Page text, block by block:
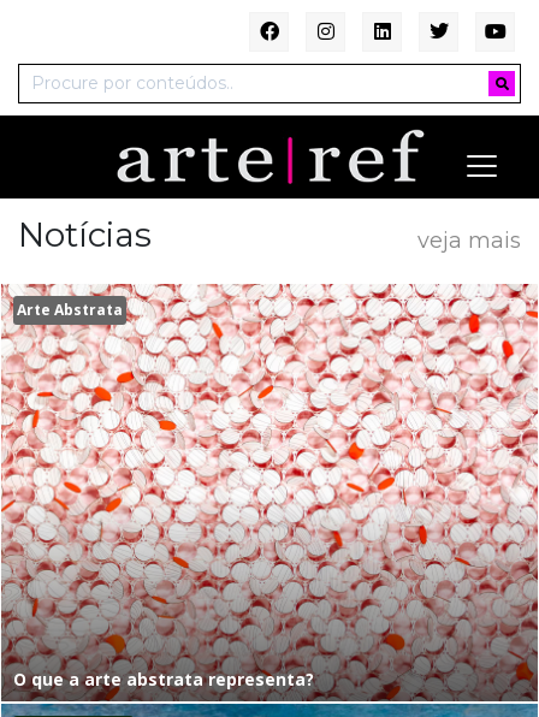
Notícias veja mais
Arte Abstrata
O que a arte abstrata representa?